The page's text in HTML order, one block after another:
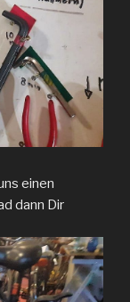
einen
dann Dir